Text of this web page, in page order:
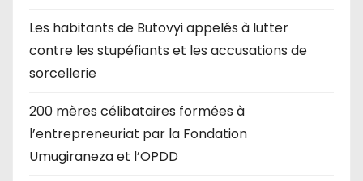
Les habitants de Butovyi appelés à lutter
contre les stupéfiants et les accusations de
sorcellerie
200 mères célibataires formées à
l’entrepreneuriat par la Fondation
Umugiraneza et l’OPDD